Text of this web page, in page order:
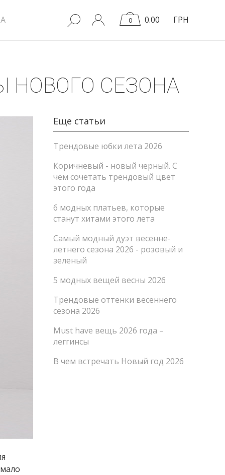
0 0.00 ГРН
НОВОГО СЕЗОНА
Еще статьи
Трендовые юбки лета 2026
Коричневый - новый черный. С
чем сочетать трендовый цвет
этого года
6 модных платьев, которые
станут хитами этого лета
Самый модный дуэт весенне-
летнего сезона 2026 - розовый и
зеленый
5 модных вещей весны 2026
Трендовые оттенки весеннего
сезона 2026
Must have вещь 2026 года –
леггинсы
В чем встречать Новый год 2026